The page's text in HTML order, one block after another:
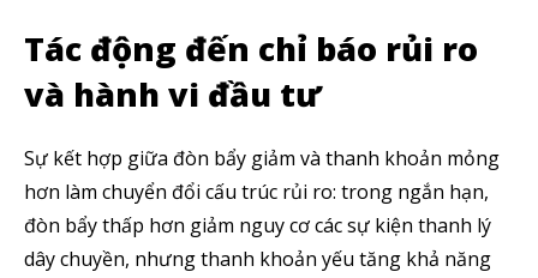
Theo dõi CIG News
Chúng tôi mang lại trải nghiệm thú vị với tin tức nhanh chóng, góc
thị trường tài chính.
Tác động đến chỉ báo rủi ro
và hành vi đầu tư
Sự kết hợp giữa đòn bẩy giảm và thanh khoản mỏng
hơn làm chuyển đổi cấu trúc rủi ro: trong ngắn hạn,
đòn bẩy thấp hơn giảm nguy cơ các sự kiện thanh lý
dây chuyền, nhưng thanh khoản yếu tăng khả năng